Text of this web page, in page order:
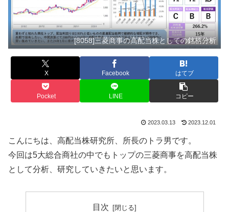
[8058]三菱商事の高配当株としての銘柄分析
X Facebook はてブ
Pocket LINE コピー
2023.03.13 2023.12.01
こんにちは、高配当株研究所、所長のトラ男です。
今回は5大総合商社の中でもトップの三菱商事を高配当株
として分析、研究していきたいと思います。
目次